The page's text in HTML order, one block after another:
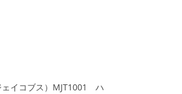
イコブス）MJT1001 ハ